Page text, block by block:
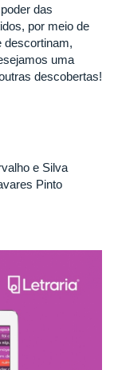
das
por meio de
descortinam,
uma
descobertas!
e Silva
Pinto